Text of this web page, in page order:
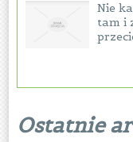
Nie
tam i
Ostatnie